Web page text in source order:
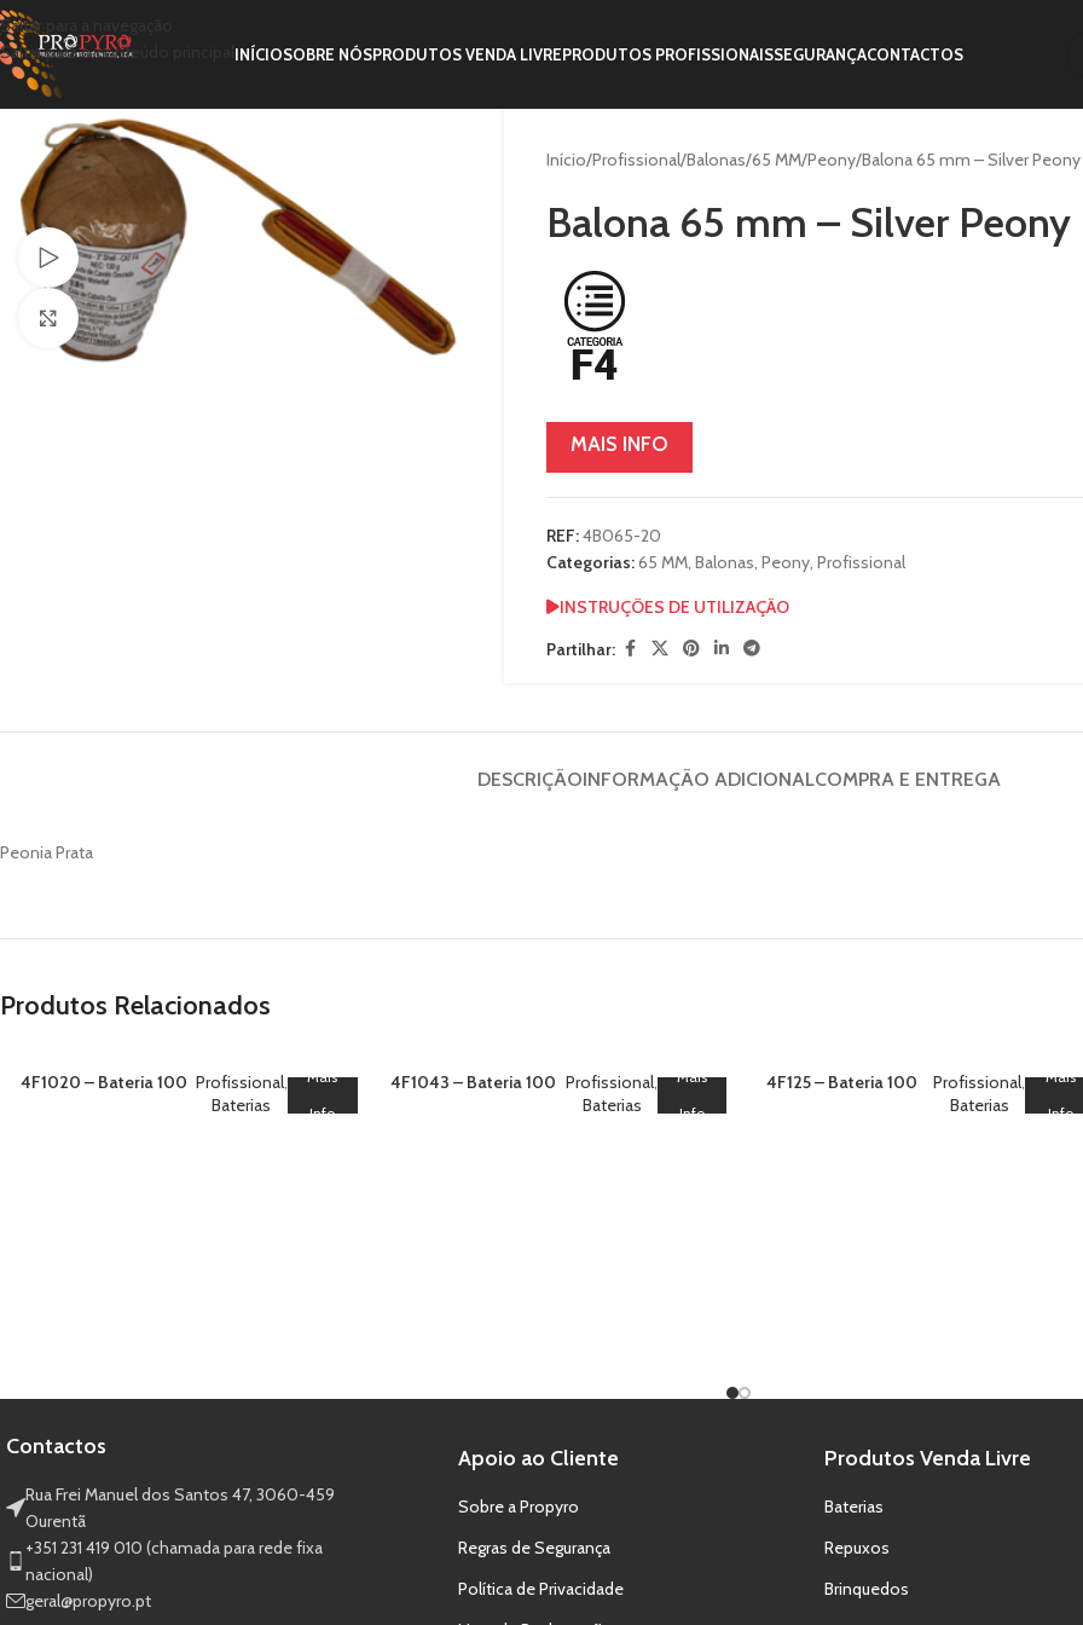
Saltar para a navegação
Saltar para o conteúdo principal
INÍCIOSOBRE NÓSPRODUTOS VENDA LIVREPRODUTOS PROFISSIONAISSEGURANÇACONTACTOS
Ver vídeo
Clique para ampliar
Início Profissional Balonas 65 MM Peony Balona 65 mm – Silver Peony
Balona 65 mm – Silver Peony
MAIS INFO
REF:4B065-20
Categorias:65 MM, Balonas, Peony, Profissional
INSTRUÇÕES DE UTILIZAÇÃO
Partilhar:
DESCRIÇÃOINFORMAÇÃO ADICIONALCOMPRA E ENTREGA
Peonia Prata
Produtos Relacionados
4F1020 – Bateria 100 Profissional,
Baterias
Mais
Info
4F1043 – Bateria 100 Profissional,
Baterias
Mais
Info
4F125 – Bateria 100
Profissional,
Baterias
Mais
Info
Contactos
Rua Frei Manuel dos Santos 47, 3060-459
Ourentã​
+351 231 419 010 (chamada para rede fixa
nacional)
geral@propyro.pt
Apoio ao Cliente
Sobre a Propyro
Regras de Segurança
Política de Privacidade
Produtos Venda Livre
Baterias
Repuxos
Brinquedos